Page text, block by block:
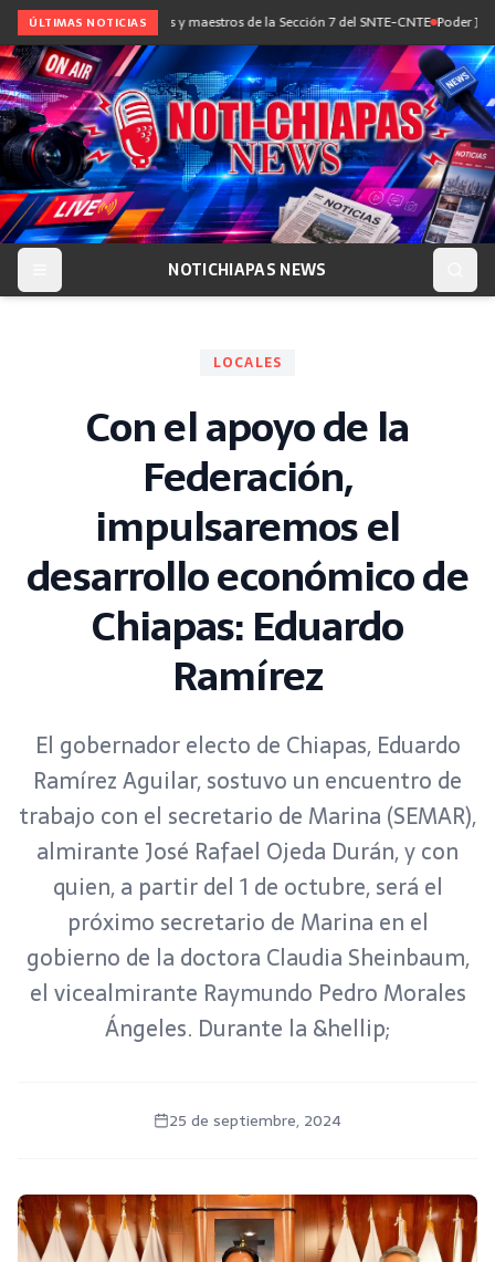
ÚLTIMAS NOTICIAS
con maestras y maestros de la Sección 7 del SNTE-CNTE Poder Judicial
NOTICHIAPAS NEWS
LOCALES
Con el apoyo de la
Federación,
impulsaremos el
desarrollo económico de
Chiapas: Eduardo
Ramírez
El gobernador electo de Chiapas, Eduardo
Ramírez Aguilar, sostuvo un encuentro de
trabajo con el secretario de Marina (SEMAR),
almirante José Rafael Ojeda Durán, y con
quien, a partir del 1 de octubre, será el
próximo secretario de Marina en el
gobierno de la doctora Claudia Sheinbaum,
el vicealmirante Raymundo Pedro Morales
Ángeles. Durante la &hellip;
25 de septiembre, 2024